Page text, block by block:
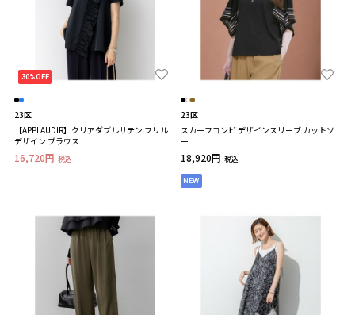
30%OFF
23区
【APPLAUDIR】クリアダブルサテン フリル
デザイン ブラウス
16,720円 税込
23区
スカーフコンビ デザインスリーブ カットソ
ー
18,920円 税込
NEW